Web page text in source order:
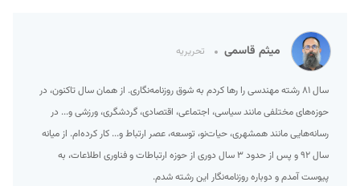
میثم قاسمی تحریریه
سال ۸۱ رشته مهندسی را رها کردم به شوق روزنامه‌نگاری. از همان سال تاکنون، در
حوزه‌های مختلفی مانند سیاسی، اجتماعی، اقتصادی، گردشگری، ورزشی و... در
رسانه‌هایی مانند همشهری، حیات‌نو، توسعه، عصر ارتباط و... کار کرده‌ام. از میانه
سال ۹۲ و پس از حدود ۳ سال دوری از حوزه ارتباطات و فناوری اطلاعات، به
پیوست آمدم و دوباره روزنامه‌نگار این رشته شدم.